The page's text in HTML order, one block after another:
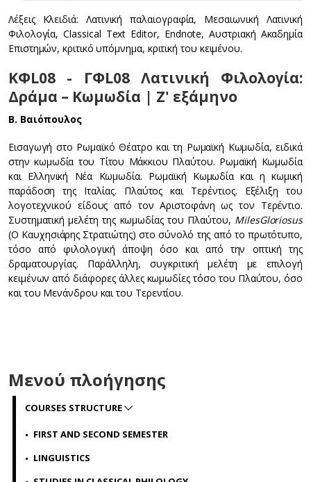
Λέξεις Κλειδιά: Λατινική παλαιογραφία, Μεσαιωνική Λατινική
Φιλολογία, Classical Text Editor, Endnote, Αυστριακή Ακαδημία
Επιστημών, κριτικό υπόμνημα, κριτική του κειμένου.
ΚΦL08 - ΓΦL08 Λατινική Φιλολογία:
Δράμα – Κωμωδία | Ζ' εξάμηνο
Β. Βαιόπουλος
Εισαγωγή στο Ρωμαϊκό Θέατρο και τη Ρωμαϊκή Κωμωδία, ειδικά
στην κωμωδία του Τίτου Μάκκιου Πλαύτου. Ρωμαϊκή Κωμωδία
και Ελληνική Νέα Κωμωδία. Ρωμαϊκή Κωμωδία και η κωμική
παράδοση της Ιταλίας. Πλαύτος και Τερέντιος. Εξέλιξη του
λογοτεχνικού είδους από τον Αριστοφάνη ως τον Τερέντιο.
Συστηματική μελέτη της κωμωδίας του Πλαύτου, MilesGloriosus
(Ο Καυχησιάρης Στρατιώτης) στο σύνολό της από το πρωτότυπο,
τόσο από φιλολογική άποψη όσο και από την οπτική της
δραματουργίας. Παράλληλη, συγκριτική μελέτη με επιλογή
κειμένων από διάφορες άλλες κωμωδίες τόσο του Πλαύτου, όσο
και του Μενάνδρου και του Τερεντίου.
Μενού πλοήγησης
COURSES STRUCTURE
FIRST AND SECOND SEMESTER
LINGUISTICS